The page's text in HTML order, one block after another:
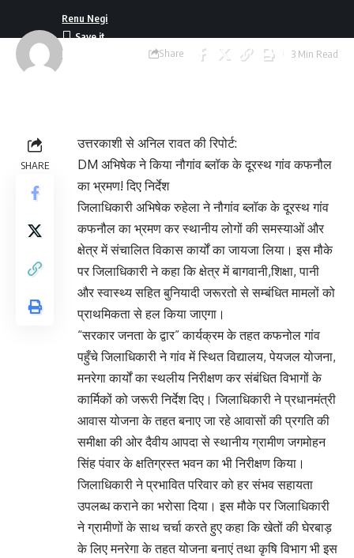
Last updated:
Renu Negi
Share 3 Min Read
SHARE
उत्तरकाशी से अनिल रावत की रिपोर्ट:
DM अभिषेक ने किया नौगांव ब्लॉक के दूरस्थ गांव कफनौल
का भ्रमण! दिए निर्देश
जिलाधिकारी अभिषेक रुहेला ने नौगांव ब्लॉक के दूरस्थ गांव
कफनौल का भ्रमण कर स्थानीय लोगों की समस्याओं और
क्षेत्र में संचालित विकास कार्यों का जायजा लिया। इस मौके
पर जिलाधिकारी ने कहा कि क्षेत्र में बागवानी,शिक्षा, पानी
और स्वास्थ्य सहित बुनियादी जरूरतो से सम्बंधित मामलों को
प्राथमिकता से हल किया जाएगा।
“सरकार जनता के द्वार” कार्यक्रम के तहत कफनोल गांव
पहुँचे जिलाधिकारी ने गांव में स्थित विद्यालय, पेयजल योजना,
मनरेगा कार्यों का स्थलीय निरीक्षण कर संबंधित विभागों के
कार्मिकों को जरूरी निर्देश दिए। जिलाधिकारी ने प्रधानमंत्री
आवास योजना के तहत बनाए जा रहे आवासों की प्रगति की
समीक्षा की ओर दैवीय आपदा से स्थानीय ग्रामीण जगमोहन
सिंह पंवार के क्षतिग्रस्त भवन का भी निरीक्षण किया।
जिलाधिकारी ने प्रभावित परिवार को हर संभव सहायता
उपलब्ध कराने का भरोसा दिया। इस मौके पर जिलाधिकारी
ने ग्रामीणों के साथ चर्चा करते हुए कहा कि खेतों की घेरबाड़
के लिए मनरेगा के तहत योजना बनाएं तथा कृषि विभाग भी इस